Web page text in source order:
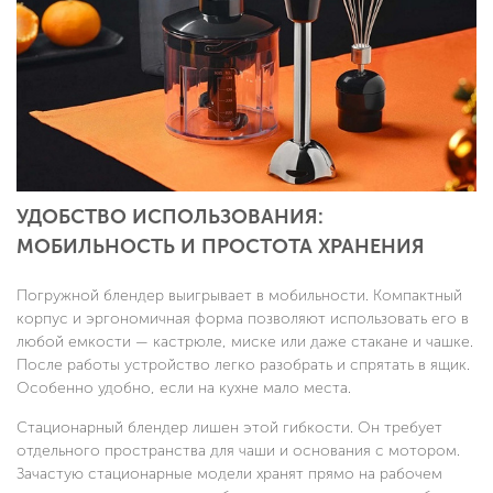
УДОБСТВО ИСПОЛЬЗОВАНИЯ:
МОБИЛЬНОСТЬ И ПРОСТОТА ХРАНЕНИЯ
Погружной блендер выигрывает в мобильности. Компактный
корпус и эргономичная форма позволяют использовать его в
любой емкости — кастрюле, миске или даже стакане и чашке.
После работы устройство легко разобрать и спрятать в ящик.
Особенно удобно, если на кухне мало места.
Стационарный блендер лишен этой гибкости. Он требует
отдельного пространства для чаши и основания с мотором.
Зачастую стационарные модели хранят прямо на рабочем